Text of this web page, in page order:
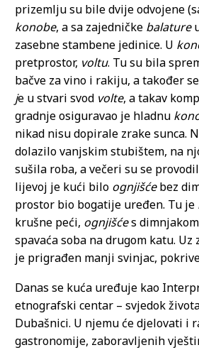
prizemlju su bile dvije odvojene
konobe, a sa zajedničke balature
zasebne stambene jedinice. U
pretprostor, voltu. Tu su bila
bačve za vino i rakiju, a također
je u stvari svod volte, a takav
gradnje osiguravao je hladnu
nikad nisu dopirale zrake sunca.
dolazilo vanjskim stubištem, na
sušila roba, a večeri su se
lijevoj je kući bilo ognjišćebez
prostor bio bogatije uređen. Tu je
krušne peći, ognjišćes
spavaća soba na drugom katu.
je prigrađen manji svinjac,
Danas se kuća uređuje kao
etnografski centar – svjedok
Dubašnici. U njemu će djelovati i
gastronomije, zaboravljenih